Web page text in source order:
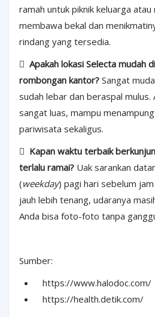
ramah untuk piknik keluarga
membawa bekal dan
rindang yang tersedia.
 Apakah lokasi Selecta mudah
rombongan kantor? Sangat
sudah lebar dan beraspal mulus.
sangat luas, mampu
pariwisata sekaligus.
 Kapan waktu terbaik
terlalu ramai? Uak sarankan
(weekday) pagi hari sebelum
jauh lebih tenang, udaranya
Anda bisa foto-foto tanpa
Sumber:
https://www.halodoc.com/
https://health.detik.com/